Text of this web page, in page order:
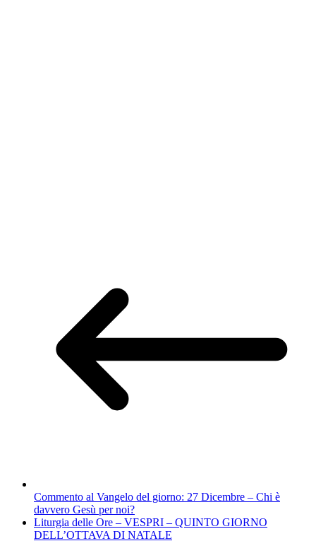
Commento al Vangelo del giorno: 27 Dicembre – Chi è
davvero Gesù per noi?
Liturgia delle Ore – VESPRI – QUINTO GIORNO
DELL’OTTAVA DI NATALE